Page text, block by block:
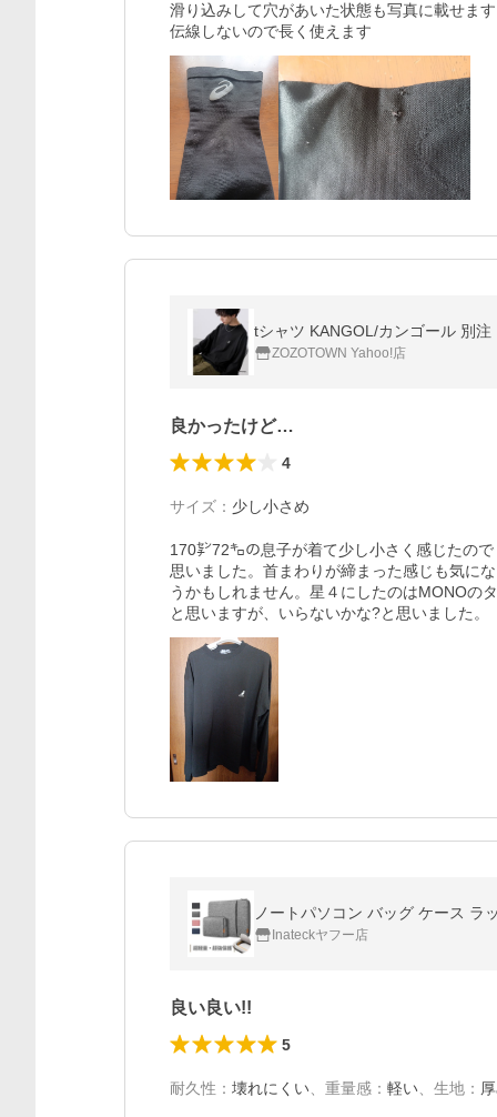
滑り込みして穴があいた状態も写真に載せます
伝線しないので長く使えます
tシャツ KANGOL/カンゴール 別
ZOZOTOWN Yahoo!店
良かったけど…
4
サイズ ： 少し小さめ
170㌢72㌔の息子が着て少し小さく感じたの
思いました。首まわりが締まった感じも気に
うかもしれません。星４にしたのはMONOの
と思いますが、いらないかな?と思いました。
Inateckヤフー店
良い良い!!
5
耐久性 ： 壊れにくい 重量感 ： 軽い 生地 ：